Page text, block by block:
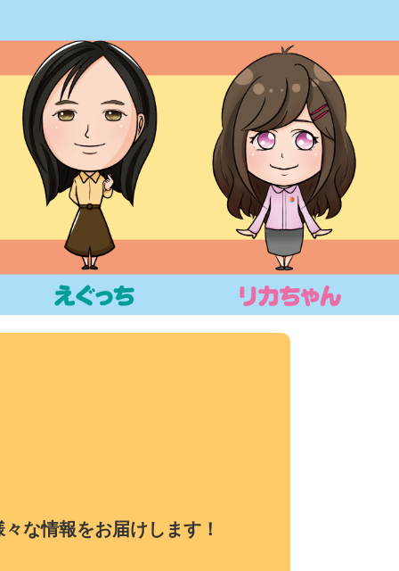
な情報をお届けします！